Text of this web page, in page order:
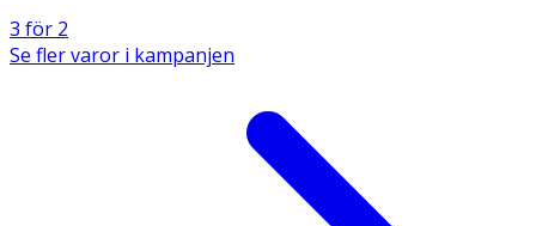
· Om såret blöder kraftigt, eller om huden blir irriterad
eller infekterad: ta bort plåstret.
· Ej lämpligt för barn under2 år
· I sällsynta fall kan reaktion uppstå hos små barn
med mycket känslig hud, särskilt vid användning i
ansiktet (t.ex. värme/fukt). Kontakta läkare vid
3 för 2
Se fler varor i kampanjen